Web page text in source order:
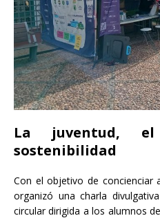
La juventud,
sostenibilidad
Con el objetivo de concienciar
organizó una charla
circular dirigida a los alumnos